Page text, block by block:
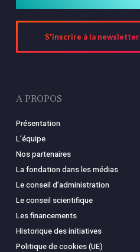
S'inscrire à la newsletter
A PROPOS
Présentation
L’équipe
Nos partenaires
La fondation dans les médias
Le conseil d’administration
Le conseil scientifique
Les financements
Historique des initiatives
Politique de cookies (UE)